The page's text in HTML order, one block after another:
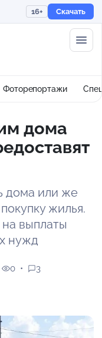
16+ Скачать
Фоторепортажи
дома
дома или же
жилья.
выплаты
нужд
0 3